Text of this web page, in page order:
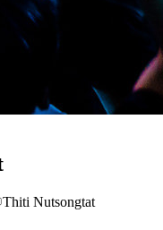
Thiti Nutsongtat